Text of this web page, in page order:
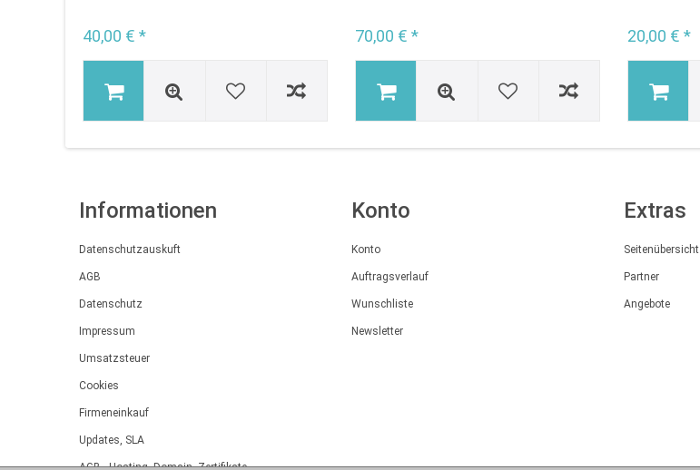
40,00 € * 70,00 € * 20,00 € *
Informationen
Datenschutzauskuft
AGB
Datenschutz
Impressum
Umsatzsteuer
Cookies
Firmeneinkauf
Updates, SLA
AGB - Hosting, Domain, Zertifikate
Konto
Konto
Auftragsverlauf
Wunschliste
Newsletter
Extras
Seitenübersicht
Partner
Angebote